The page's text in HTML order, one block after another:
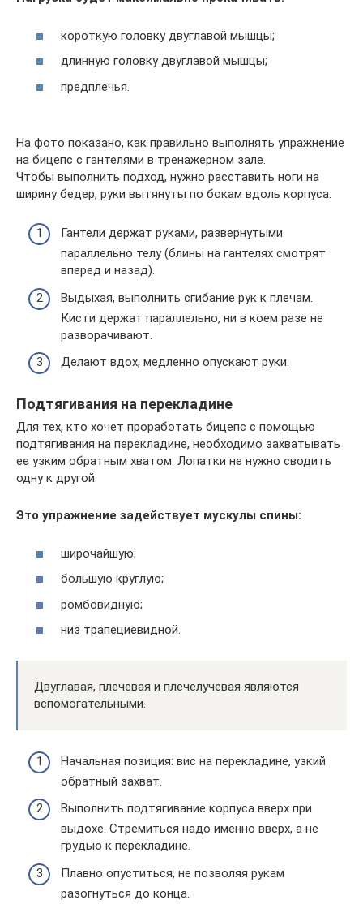
короткую головку двуглавой мышцы;
длинную головку двуглавой мышцы;
предплечья.
На фото показано, как правильно выполнять упражнение
на бицепс с гантелями в тренажерном зале.
Чтобы выполнить подход, нужно расставить ноги на
ширину бедер, руки вытянуты по бокам вдоль корпуса.
Гантели держат руками, развернутыми
параллельно телу (блины на гантелях смотрят
вперед и назад).
Выдыхая, выполнить сгибание рук к плечам.
Кисти держат параллельно, ни в коем разе не
разворачивают.
Делают вдох, медленно опускают руки.
Подтягивания на перекладине
Для тех, кто хочет проработать бицепс с помощью
подтягивания на перекладине, необходимо захватывать
ее узким обратным хватом. Лопатки не нужно сводить
одну к другой.
Это упражнение задействует мускулы спины:
широчайшую;
большую круглую;
ромбовидную;
низ трапециевидной.
Двуглавая, плечевая и плечелучевая являются
вспомогательными.
Начальная позиция: вис на перекладине, узкий
обратный захват.
Выполнить подтягивание корпуса вверх при
выдохе. Стремиться надо именно вверх, а не
грудью к перекладине.
Плавно опуститься, не позволяя рукам
разогнуться до конца.